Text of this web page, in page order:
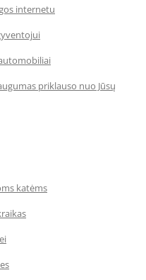
internetu
priklauso nuo Jūsų
katėms